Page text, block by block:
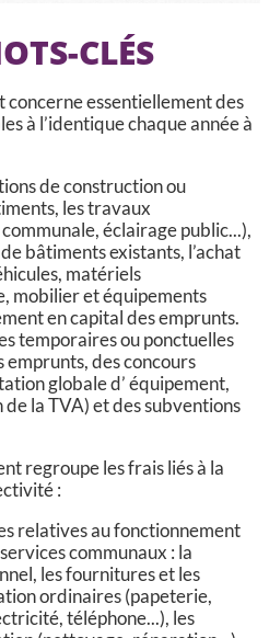
CLÉS
concerne essentiellement des
à l’identique chaque année à
de construction ou
les travaux
éclairage public...),
bâtiments existants, l’achat
matériels
mobilier et équipements
en capital des emprunts.
temporaires ou ponctuelles
des concours
globale d’ équipement,
la TVA) et des subventions
regroupe les frais liés à la
:
relatives au fonctionnement
communaux : la
les fournitures et les
ordinaires (papeterie,
téléphone...), les